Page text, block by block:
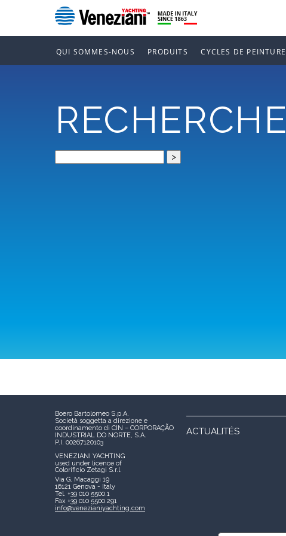
QUI SOMMES-NOUS PRODUITS CYCLES DE PEINTURE
RECHERCHE
Boero Bartolomeo S.p.A.
Società soggetta a direzione e
coordinamento di CIN – CORPORAÇÃO
INDUSTRIAL DO NORTE, S.A.
P.I. 00267120103
VENEZIANI YACHTING
used under licence of
Colorificio Zetagi S.r.l.
Via G. Macaggi 19
16121 Genova - Italy
Tel. +39 010 5500.1
Fax +39 010 5500.291
info@venezianiyachting.com
ACTUALITÉS